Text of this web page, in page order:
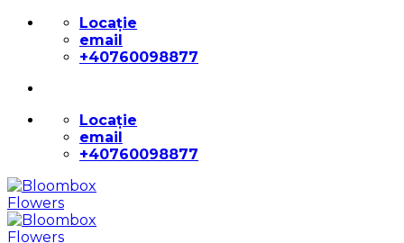
Skip
content
Locație
email
+40760098877
Locație
email
+40760098877